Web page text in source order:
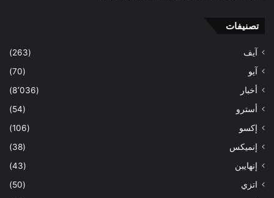
تصنيفات
آيف
(263)
آيو
(70)
أخبار
(8٬036)
أسترو
(54)
إكسو
(106)
إنميكس
(38)
إنهايبن
(43)
اتزي
(50)